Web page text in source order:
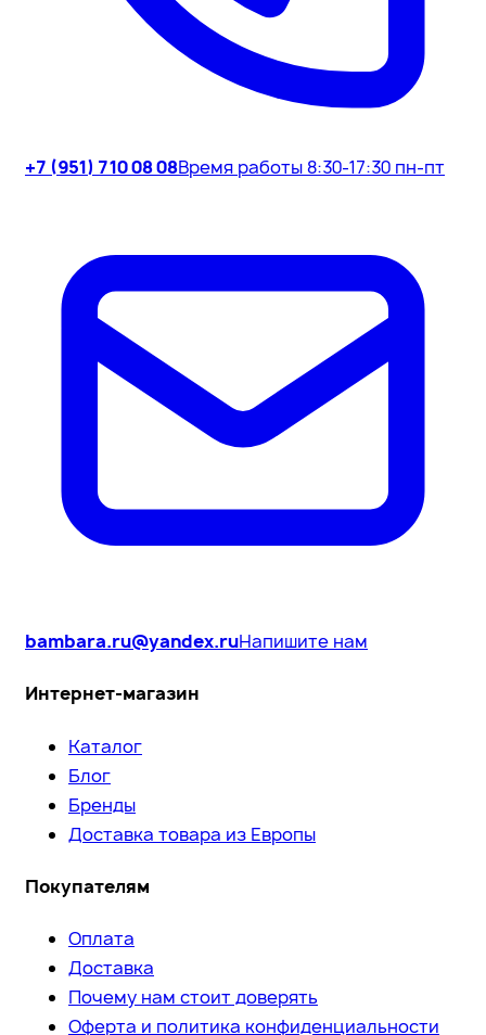
+7 (951) 710 08 08Время работы 8:30-17:30 пн-пт
bambara.ru@yandex.ruНапишите нам
Интернет-магазин
Каталог
Блог
Бренды
Доставка товара из Европы
Покупателям
Оплата
Доставка
Почему нам стоит доверять
Оферта и политика конфиденциальности